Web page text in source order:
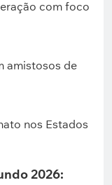
com foco
amistosos de
nos Estados
2026: